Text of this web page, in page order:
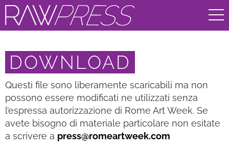
DOWNLOAD
Questi file sono liberamente scaricabili ma non
possono essere modificati ne utilizzati senza
l’espressa autorizzazione di Rome Art Week. Se
avete bisogno di materiale particolare non esitate
a scrivere a press@romeartweek.com